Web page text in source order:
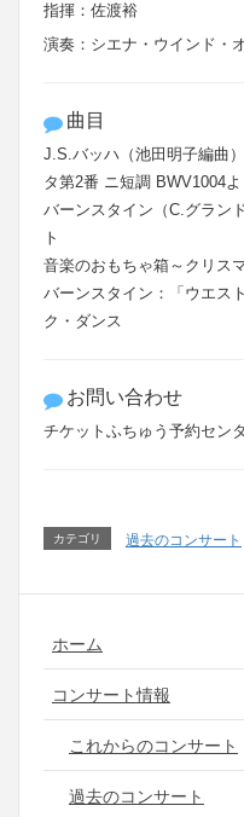
指揮：佐渡裕
演奏：シエナ・ウインド・
曲目
J.S.バッハ（池田明子編曲
タ第2番 ニ短調 BWV1004
バーンスタイン（C.グラン
ト
音楽のおもちゃ箱～クリス
バーンスタイン：「ウエス
ク・ダンス
お問い合わせ
チケットふちゅう予約セン
カテゴリ 過去のコンサート
ホーム
コンサート情報
これからのコンサート
過去のコンサート